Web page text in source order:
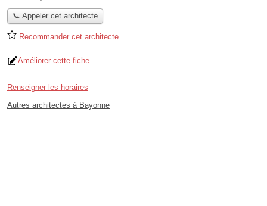
📞 Appeler cet architecte
Recommander cet architecte
Améliorer cette fiche
Renseigner les horaires
Autres architectes à Bayonne